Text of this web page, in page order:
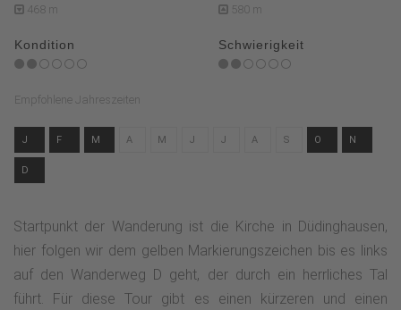
468 m 580 m
Kondition Schwierigkeit
Empfohlene Jahreszeiten
J F M A M J J A S O N
D
Startpunkt der Wanderung ist die Kirche in Düdinghausen,
hier folgen wir dem gelben Markierungszeichen bis es links
auf den Wanderweg D geht, der durch ein herrliches Tal
führt. Für diese Tour gibt es einen kürzeren und einen